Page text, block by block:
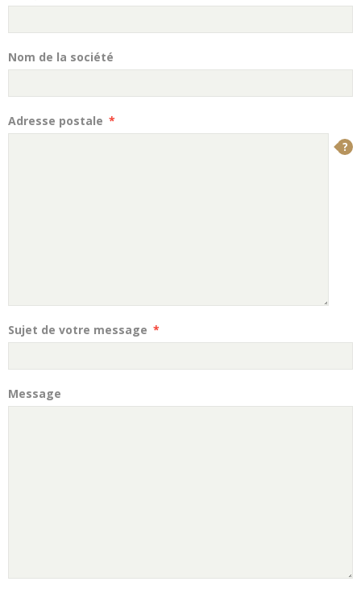
Nom de la société
Adresse postale
Sujet de votre message
Message